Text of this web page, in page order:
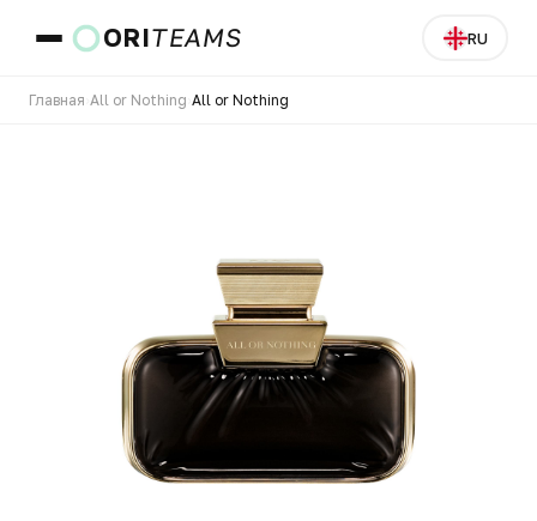
ORITEAMS RU
Главная All or Nothing All or Nothing